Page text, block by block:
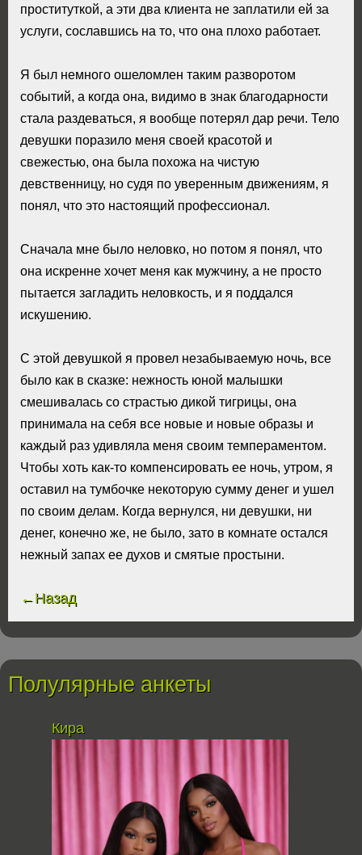
проституткой, а эти два клиента не заплатили ей за
услуги, сославшись на то, что она плохо работает.
Я был немного ошеломлен таким разворотом
событий, а когда она, видимо в знак благодарности
стала раздеваться, я вообще потерял дар речи. Тело
девушки поразило меня своей красотой и
свежестью, она была похожа на чистую
девственницу, но судя по уверенным движениям, я
понял, что это настоящий профессионал.
Сначала мне было неловко, но потом я понял, что
она искренне хочет меня как мужчину, а не просто
пытается загладить неловкость, и я поддался
искушению.
С этой девушкой я провел незабываемую ночь, все
было как в сказке: нежность юной малышки
смешивалась со страстью дикой тигрицы, она
принимала на себя все новые и новые образы и
каждый раз удивляла меня своим темпераментом.
Чтобы хоть как-то компенсировать ее ночь, утром, я
оставил на тумбочке некоторую сумму денег и ушел
по своим делам. Когда вернулся, ни девушки, ни
денег, конечно же, не было, зато в комнате остался
нежный запах ее духов и смятые простыни.
←Назад
Полулярные анкеты
Кира